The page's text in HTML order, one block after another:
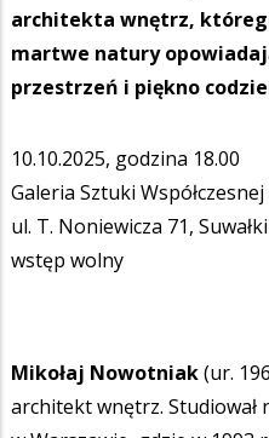
architekta wnętrz,
martwe natury
przestrzeń i piękno
10.10.2025, godzina 18.00
Galeria Sztuki Współczesnej
ul. T. Noniewicza 71, Suwałki
wstęp wolny
Mikołaj Nowotniak(ur.
architekt wnętrz. Studiował